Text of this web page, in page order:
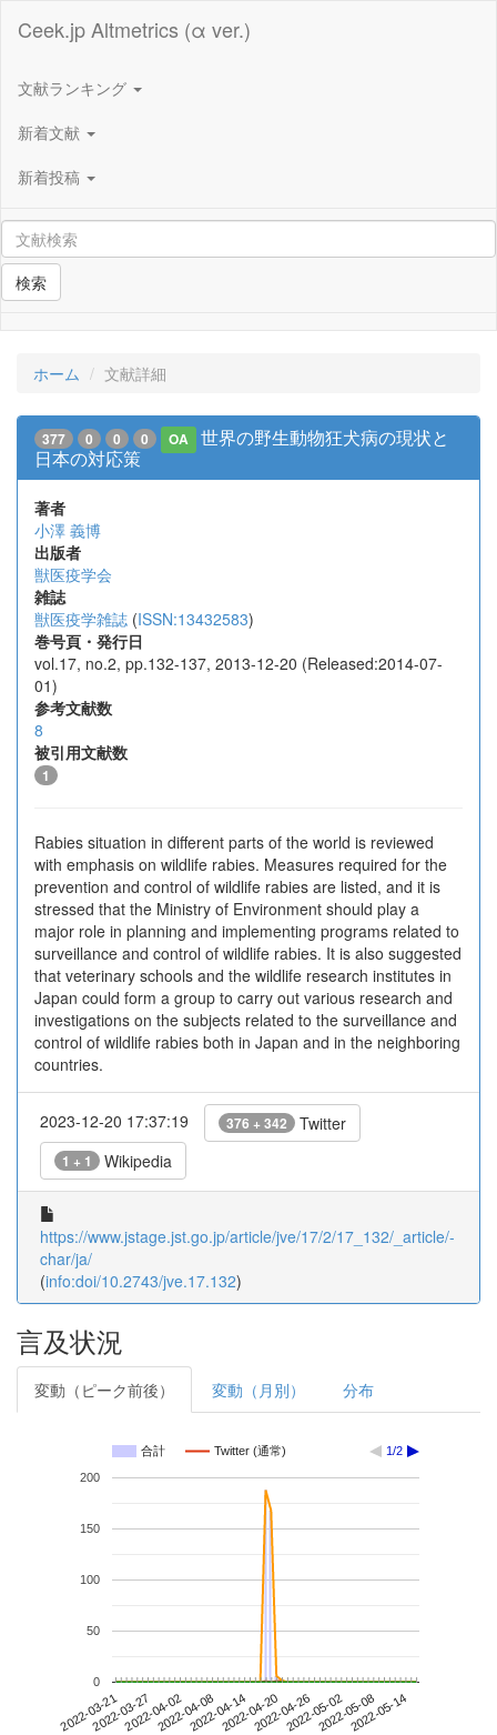
Ceek.jp Altmetrics (α ver.)
文献ランキング
新着文献
新着投稿
検索
ホーム 文献詳細
377 0 0 0 OA
世界の野生動物狂犬病の現状と
日本の対応策
著者
小澤 義博
出版者
獣医疫学会
雑誌
獣医疫学雑誌 (ISSN:13432583)
巻号頁・発行日
vol.17, no.2, pp.132-137, 2013-12-20 (Released:2014-07-
01)
参考文献数
8
被引用文献数
1
Rabies situation in different parts of the world is reviewed
with emphasis on wildlife rabies. Measures required for the
prevention and control of wildlife rabies are listed, and it is
stressed that the Ministry of Environment should play a
major role in planning and implementing programs related to
surveillance and control of wildlife rabies. It is also suggested
that veterinary schools and the wildlife research institutes in
Japan could form a group to carry out various research and
investigations on the subjects related to the surveillance and
control of wildlife rabies both in Japan and in the neighboring
countries.
2023-12-20 17:37:19 376 + 342 Twitter
1 + 1 Wikipedia
https://www.jstage.jst.go.jp/article/jve/17/2/17_132/_article/-
char/ja/
(info:doi/10.2743/jve.17.132)
言及状況
変動（ピーク前後） 変動（月別） 分布
合計 Twitter (通常) 1/2
2022-03-212022-03-272022-04-022022-04-082022-04-142022-04-202022-04-262022-05-022022-05-082022-05-14
0
50
100
150
200